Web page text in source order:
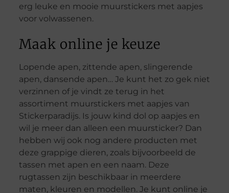
erg leuke en mooie muurstickers met aapjes
voor volwassenen.
Maak online je keuze
Lopende apen, zittende apen, slingerende
apen, dansende apen… Je kunt het zo gek niet
verzinnen of je vindt ze terug in het
assortiment muurstickers met aapjes van
Stickerparadijs. Is jouw kind dol op aapjes en
wil je meer dan alleen een muursticker? Dan
hebben wij ook nog andere producten met
deze grappige dieren, zoals bijvoorbeeld de
tassen met apen en een naam. Deze
rugtassen zijn beschikbaar in meerdere
maten, kleuren en modellen. Je kunt online je